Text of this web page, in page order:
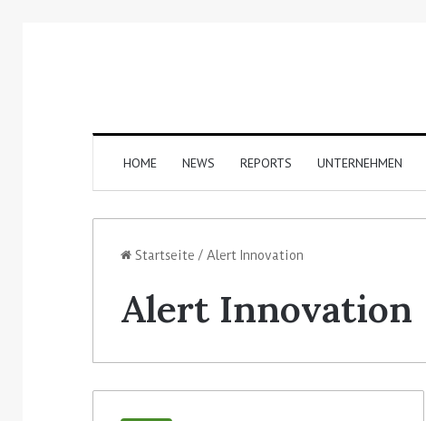
HOME NEWS REPORTS UNTERNEHMEN
Startseite / Alert Innovation
Alert Innovation